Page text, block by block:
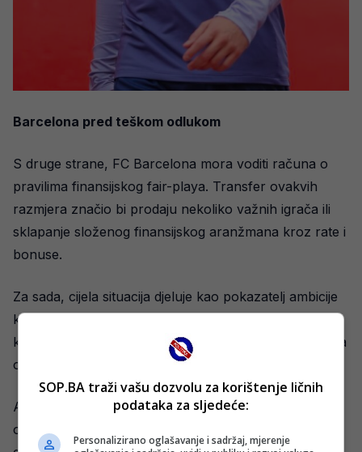
Barcelona pred teškom odlukom
S druge strane, FC Barcelona mora voditi računa o
pravilima finansijskog fair-playa. Transfer ovakvih
razmjera značio bi prodaju nekoliko važnih igrača ili
sklapanje složenog finansijskog aranžmana kroz rate i
bonuse.
Za sada, cijela situacija djeluje kao pokazatelj ambicije
katalonskog kluba. Ipak, činjenica da je Flick lično
kontaktirao igrača sugeriše da Alvarez nije samo jedna
od opcija, već ozbiljna meta.
Ako pregovori zaista krenu u konkretnom pravcu,
ovaj transfer bi mogao imati ogroman utjecaj na
SOP.BA traži vašu dozvolu za korištenje ličnih
podataka za sljedeće:
Personalizirano oglašavanje i sadržaj, mjerenje